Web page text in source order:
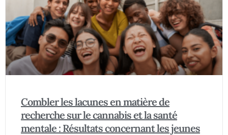
Combler les lacunes en matière de
recherche sur le cannabis et la santé
mentale : Résultats concernant les jeunes